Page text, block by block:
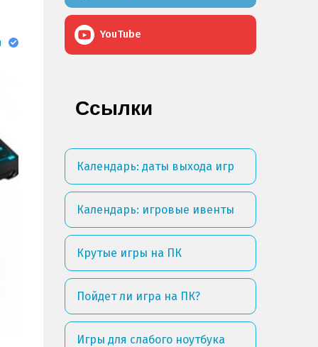
YouTube
Ссылки
Календарь: даты выхода игр
Календарь: игровые ивенты
Крутые игры на ПК
Пойдет ли игра на ПК?
Игры для слабого ноутбука